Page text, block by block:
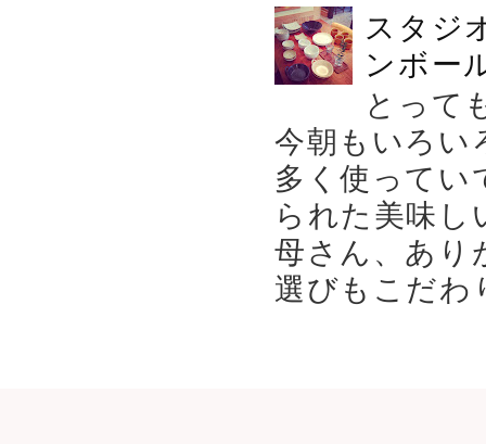
スタジ
ンボー
とって
今朝もいろい
多く使ってい
られた美味
母さん、あり
選びもこだ